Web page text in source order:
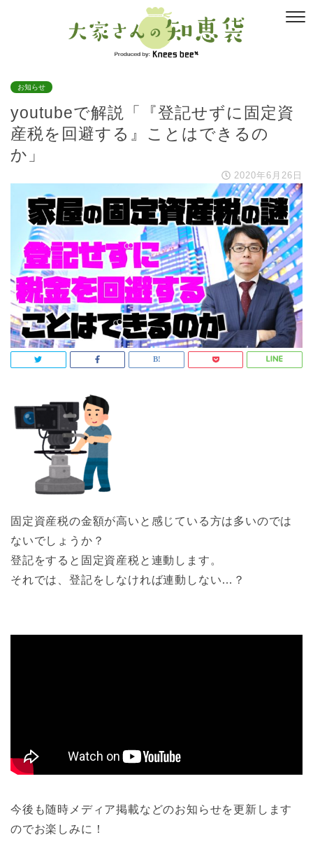
お知らせ
youtubeで解説「『登記せずに固定資
産税を回避する』ことはできるの
か」
2020年6月26日
固定資産税の金額が高いと感じている方は多いのでは
ないでしょうか？
登記をすると固定資産税と連動します。
それでは、登記をしなければ連動しない…？
今後も随時メディア掲載などのお知らせを更新します
のでお楽しみに！